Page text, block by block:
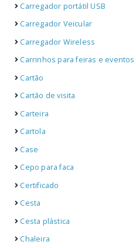
Carregador portátil USB
Carregador Veicular
Carregador Wireless
Carrinhos para feiras e eventos
Cartão
Cartão de visita
Carteira
Cartola
Case
Cepo para faca
Certificado
Cesta
Cesta plástica
Chaleira